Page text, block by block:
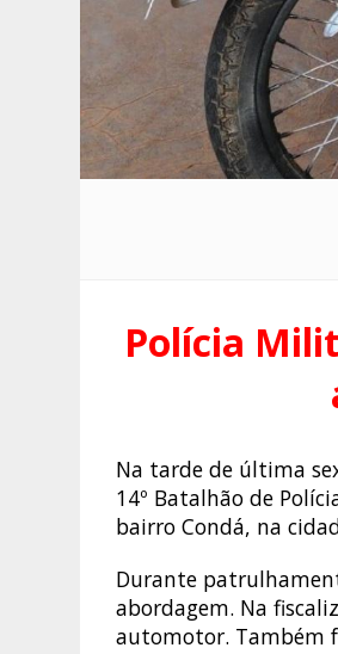
Polícia
Na tarde de última
14º Batalhão de
bairro Condá, na
Durante
abordagem. Na
automotor. Também